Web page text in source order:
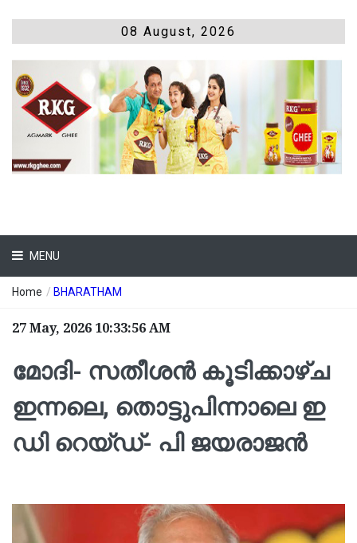
08 August, 2026
MENU
Home / BHARATHAM
27 May, 2026 10:33:56 AM
മോദി- സതീശന്‍ കൂടിക്കാഴ്ച
ഇന്നലെ, തൊട്ടുപിന്നാലെ ഇ
ഡി റെയ്ഡ്- പി ജയരാജന്‍